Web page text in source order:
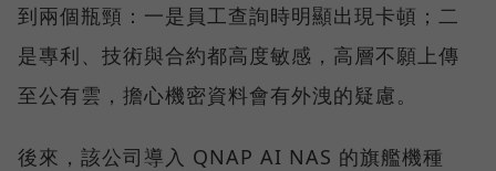
到兩個瓶頸：一是員工查詢時明顯出現卡頓；二
是專利、技術與合約都高度敏感，高層不願上傳
至公有雲，擔心機密資料會有外洩的疑慮。
後來，該公司導入 QNAP AI NAS 的旗艦機種